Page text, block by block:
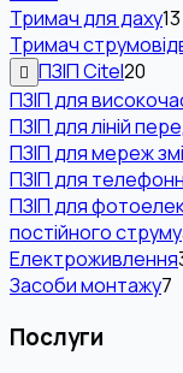
Тримач для даху13
Тримач
ПЗІП Citel20
ПЗІП для
ПЗІП для ліній
ПЗІП для мереж
ПЗІП для
ПЗІП для
постійного струму
Електроживлення
Засоби монтажу7
Послуги